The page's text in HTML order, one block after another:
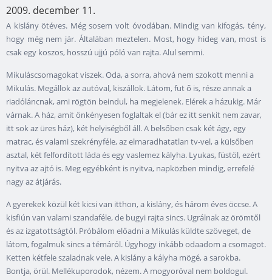
2009. december 11.
A kislány ötéves. Még sosem volt óvodában. Mindig van kifogás, tény,
hogy még nem jár. Általában meztelen. Most, hogy hideg van, most is
csak egy koszos, hosszú ujjú póló van rajta. Alul semmi.
Mikuláscsomagokat viszek. Oda, a sorra, ahová nem szokott menni a
Mikulás. Megállok az autóval, kiszállok. Látom, fut ő is, része annak a
riadóláncnak, ami rögtön beindul, ha megjelenek. Elérek a házukig. Már
várnak. A ház, amit önkényesen foglaltak el (bár ez itt senkit nem zavar,
itt sok az üres ház), két helyiségből áll. A belsőben csak két ágy, egy
matrac, és valami szekrényféle, az elmaradhatatlan tv-vel, a külsőben
asztal, két felfordított láda és egy vaslemez kályha. Lyukas, füstöl, ezért
nyitva az ajtó is. Meg egyébként is nyitva, napközben mindig, errefelé
nagy az átjárás.
A gyerekek közül két kicsi van itthon, a kislány, és három éves öccse. A
kisfiún van valami szandaféle, de bugyi rajta sincs. Ugrálnak az örömtől
és az izgatottságtól. Próbálom előadni a Mikulás küldte szöveget, de
látom, fogalmuk sincs a témáról. Úgyhogy inkább odaadom a csomagot.
Ketten kétfele szaladnak vele. A kislány a kályha mögé, a sarokba.
Bontja, örül. Mellékuporodok, nézem. A mogyoróval nem boldogul.